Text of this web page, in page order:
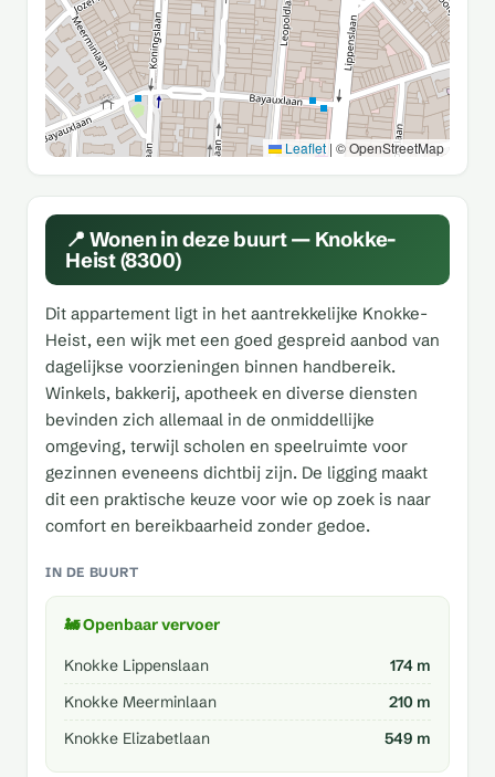
Leaflet | © OpenStreetMap
📍 Wonen in deze buurt — Knokke-
Heist (8300)
Dit appartement ligt in het aantrekkelijke Knokke-
Heist, een wijk met een goed gespreid aanbod van
dagelijkse voorzieningen binnen handbereik.
Winkels, bakkerij, apotheek en diverse diensten
bevinden zich allemaal in de onmiddellijke
omgeving, terwijl scholen en speelruimte voor
gezinnen eveneens dichtbij zijn. De ligging maakt
dit een praktische keuze voor wie op zoek is naar
comfort en bereikbaarheid zonder gedoe.
IN DE BUURT
🚂 Openbaar vervoer
Knokke Lippenslaan
174 m
Knokke Meerminlaan
210 m
Knokke Elizabetlaan
549 m